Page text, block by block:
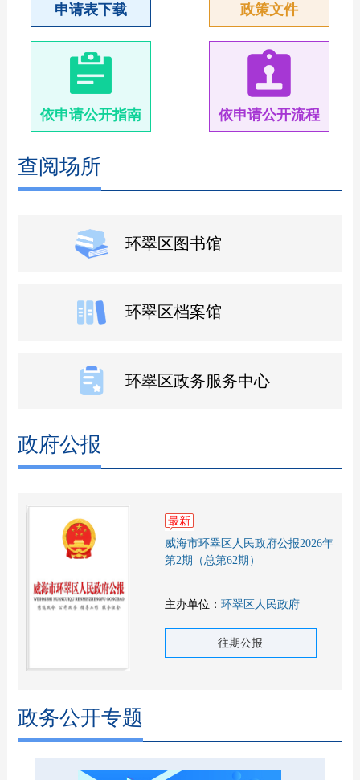
申请表下载 政策文件
依申请公开指南 依申请公开流程
查阅场所
环翠区图书馆
环翠区档案馆
环翠区政务服务中心
政府公报
最新
威海市环翠区人民政府公报2026年
第2期（总第62期）
主办单位： 环翠区人民政府
往期公报
政务公开专题